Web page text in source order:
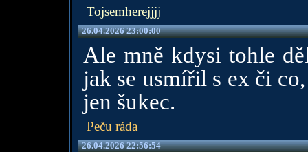
Tojsemherejjjj
26.04.2026 23:00:00
Ale mně kdysi tohle
jak se usmířil s ex či
jen šukec.
Peču ráda
26.04.2026 22:56:54